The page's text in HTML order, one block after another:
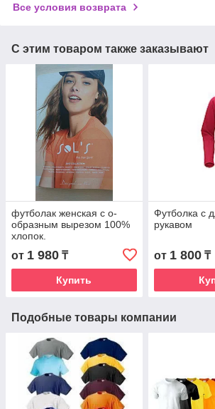
Все условия возврата
С этим товаром также заказывают
футболак женская с о-
образным вырезом 100%
хлопок.
от 1 980 ₸
Купить
Футболка с
рукавом
от 1 800₸
Подобные товары компании